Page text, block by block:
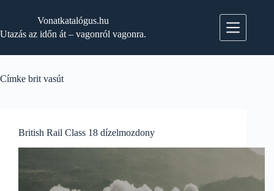
Vonatkatalógus.hu
Utazás az időn át – vagonról vagonra.
Címke brit vasút
British Rail Class 18 dízelmozdony